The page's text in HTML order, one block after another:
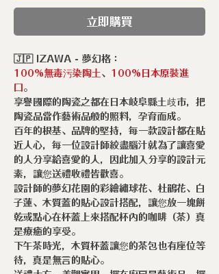
立即購買
🇯🇵 IZAWA - 夢幻格：
100%無毒污染陶土、 100%日本原裝進
。
享譽國際的陶瓷之都在日本岐阜縣土歧市，把
陶瓷品當作藝術品般的照料，孕育而成。
百年的根基、品牌的堅持，每一款設計都在貼
近人心，每一位設計師絞盡腦汁就為了讓喜愛
的人分享給喜愛的人，因此加入分享的設計元
素，讓您送禮收禮皆歡喜。
設計師的夢幻花園的彩繪繡球花、杜鵑花、白
子蓮、木質蓋的貼心設計搭配，讓您放一塊餅
乾或點心在杯蓋上來搭配杯內的咖啡（茶）真
是療癒的享受。
下午茶時光，木質杯蓋讓您的茶包也有座位等
待，真是無言的貼心。